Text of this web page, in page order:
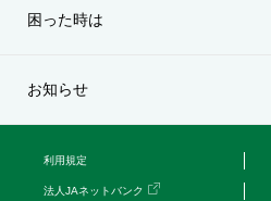
困った時は
お知らせ
利用規定
法人JAネットバンク